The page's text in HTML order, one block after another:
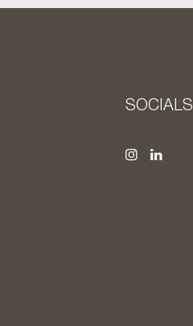
SOCIALS